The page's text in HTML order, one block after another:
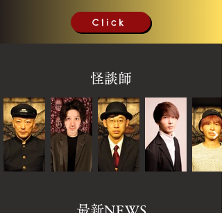
Click
怪談師
​最新NEWS